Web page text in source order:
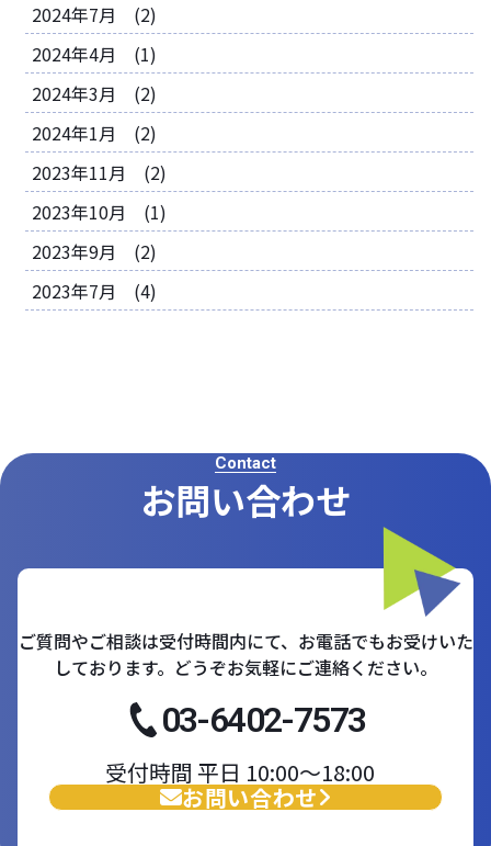
2024年7月 (2)
2024年4月 (1)
2024年3月 (2)
2024年1月 (2)
2023年11月 (2)
2023年10月 (1)
2023年9月 (2)
2023年7月 (4)
Contact
お問い合わせ
ご質問やご相談は受付時間内にて、お電話でもお受けいた
しております。どうぞお気軽にご連絡ください。
03-6402-7573
受付時間 平日 10:00〜18:00
お問い合わせ